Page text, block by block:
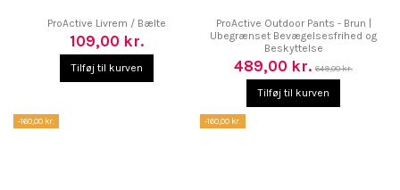
ProActive Livrem / Bælte
109,00 kr.
Tilføj til kurven
ProActive Outdoor Pants - Brun |
Ubegrænset Bevægelsesfrihed og
Beskyttelse
489,00 kr. 649,00 kr.
Tilføj til kurven
-160,00 kr. -160,00 kr.